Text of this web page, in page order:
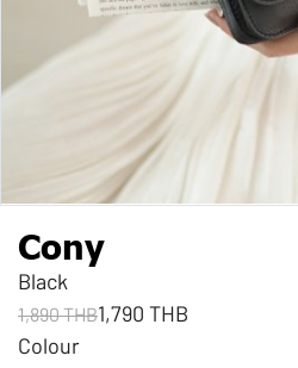
Cony
Black
1,890 THB1,790 THB
Colour